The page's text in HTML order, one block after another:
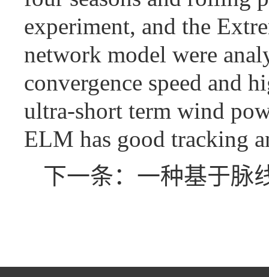
experiment, and the
network model were
convergence speed and
ultra-short term wind
ELM has good tracking
下一条：一种基于脉